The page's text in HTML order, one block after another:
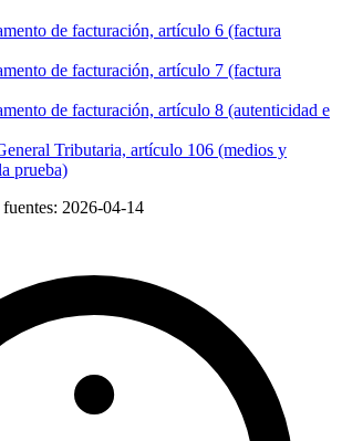
de facturación, artículo 6 (factura
de facturación, artículo 7 (factura
de facturación, artículo 8 (autenticidad e
Tributaria, artículo 106 (medios y
prueba)
2026-04-14